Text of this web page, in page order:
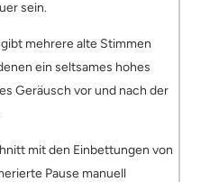
sein.
gibt mehrere alte Stimmen
ein seltsames hohes
Geräusch vor und nach der
mit den Einbettungen von
Pause manuell